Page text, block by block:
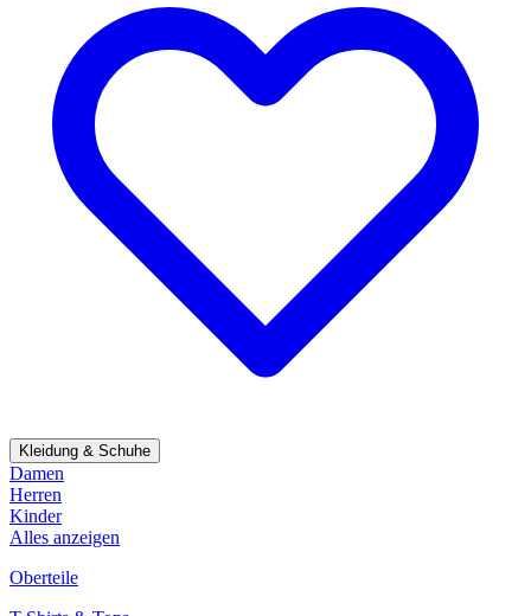
Kleidung & Schuhe
Damen
Herren
Kinder
Alles anzeigen
Oberteile